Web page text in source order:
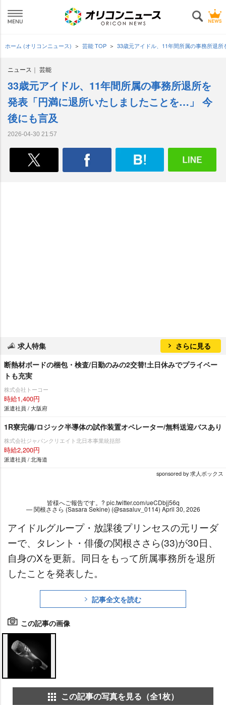
ホーム (オリコンニュース) 芸能 TOP 33歳元アイドル、11年間所属の事務所退
ニュース 芸能
33歳元アイドル、11年間所属の事務所退所を
発表「円満に退所いたしましたことを…」 今
後にも言及
2026-04-30 21:57
求人特集
さらに見る
断熱材ボードの梱包・検査/日勤のみの2交替!土日休みでプライベー
トも充実
株式会社トーコー
時給1,400円
派遣社員 / 大阪府
1R寮完備/ロジック半導体の試作装置オペレーター/無料送迎バスあり
株式会社ジャパンクリエイト北日本事業統括部
時給2,200円
派遣社員 / 北海道
sponsored by 求人ボックス
皆様へご報告です。? pic.twitter.com/ueCDbjj56q
— 関根ささら (Sasara Sekine) (@sasaluv_0114) April 30, 2026
アイドルグループ・放課後プリンセスの元リーダ
ーで、タレント・俳優の関根ささら(33)が30日、
自身のXを更新。同日をもって所属事務所を退所
したことを発表した。
記事全文を読む
この記事の画像
この記事の写真を見る（全1枚）